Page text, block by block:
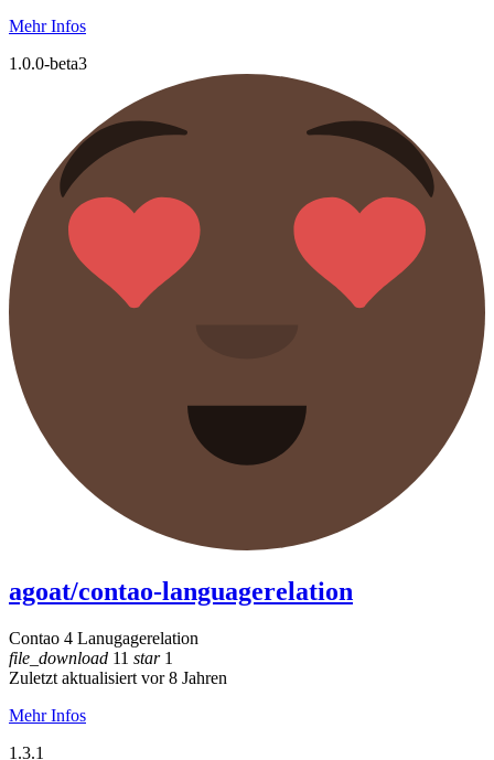
Mehr Infos
1.0.0-beta3
agoat/contao-languagerelation
Contao 4 Lanugagerelation
file_download 11 star1
Zuletzt aktualisiert vor 8 Jahren
Mehr Infos
1.3.1